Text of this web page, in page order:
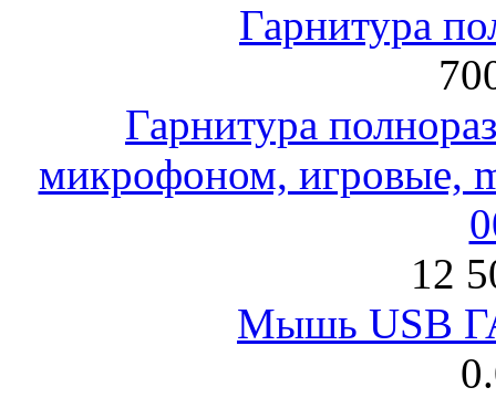
Гарнитура
Гарнитура
микрофоном, игровые,
12
Мышь USB